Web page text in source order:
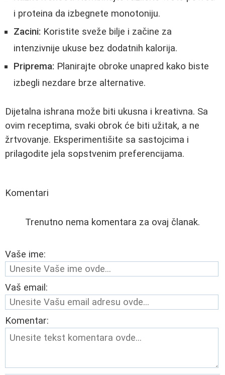
i proteina da izbegnete monotoniju.
Zacini: Koristite sveže bilje i začine za
intenzivnije ukuse bez dodatnih kalorija.
Priprema: Planirajte obroke unapred kako biste
izbegli nezdare brze alternative.
Dijetalna ishrana može biti ukusna i kreativna. Sa
ovim receptima, svaki obrok će biti užitak, a ne
žrtvovanje. Eksperimentišite sa sastojcima i
prilagodite jela sopstvenim preferencijama.
Komentari
Trenutno nema komentara za ovaj članak.
Vaše ime:
Vaš email:
Komentar: